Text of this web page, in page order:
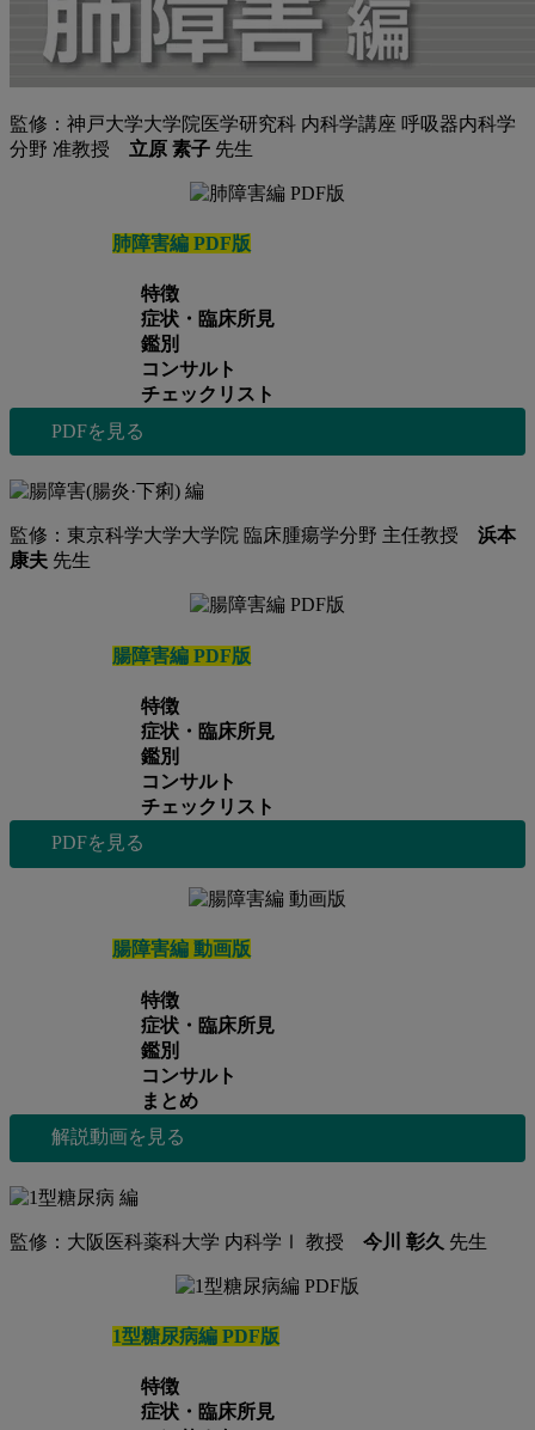
監修：神戸大学大学院医学研究科 内科学講座 呼吸器内科学
分野 准教授 立原 素子 先生
肺障害編 PDF版
特徴
症状・臨床所見
鑑別
コンサルト
チェックリスト
PDFを見る
監修：東京科学大学大学院 臨床腫瘍学分野 主任教授 浜本
康夫 先生
腸障害編 PDF版
特徴
症状・臨床所見
鑑別
コンサルト
チェックリスト
PDFを見る
腸障害編 動画版
特徴
症状・臨床所見
鑑別
コンサルト
まとめ
解説動画を見る
監修：大阪医科薬科大学 内科学Ⅰ 教授 今川 彰久 先生
1型糖尿病編 PDF版
特徴
症状・臨床所見